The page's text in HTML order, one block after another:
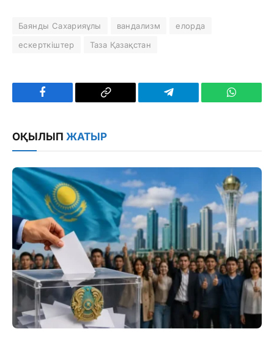
Баянды Сахарияұлы вандализм
елорда
ескерткіштер
Таза Қазақстан
Facebook
Copy
Telegram
ОҚЫЛЫП ЖАТЫР